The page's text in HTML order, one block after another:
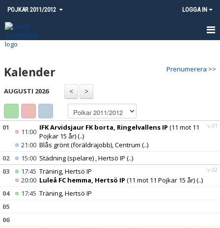
POJKAR 2011/2012 LOGGA IN
HEM
NYHETER
KALENDER
TRUPPEN
KONTAKT
Prenumerera >>
Kalender
AUGUSTI 2026
v.31
01 11:00 IFK Arvidsjaur FK borta, Ringelvallens IP (11 mot 11
Pojkar 15 år)(..)
21:00 Blås grönt (föräldrajobb), Centrum (..)
02
15:00 Städning (spelare) , Hertsö IP (..)
v.32
03 17:45 Träning, Hertsö IP
20:00 Luleå FC hemma, Hertsö IP (11 mot 11 Pojkar 15 år)(..)
04
17:45 Träning, Hertsö IP
05
06